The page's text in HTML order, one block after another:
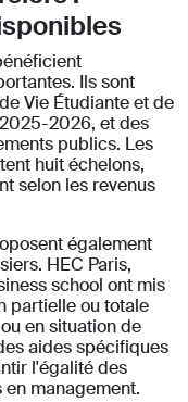
Ils sont
Vie Étudiante et de
2026, et des
publics. Les
huit échelons,
selon les revenus
également
HEC Paris,
school ont mis
partielle ou totale
en situation de
aides spécifiques
l'égalité des
management.